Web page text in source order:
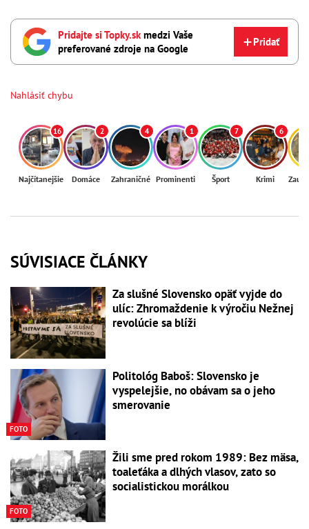
Pridajte si Topky.skmedzi Vaše
preferované zdroje na Google
Pridať
Nahlásiť chybu
16
Najčítanejšie
2
Domáce
4
Zahraničné
1
Prominenti
7
Šport
6
Krimi
SÚVISIACE ČLÁNKY
Za slušné Slovensko opäť vyjde do
ulíc: Zhromaždenie k výročiu Nežnej
revolúcie sa blíži
FOTO
Politológ Baboš: Slovensko je
vyspelejšie, no obávam sa o jeho
smerovanie
FOTO
Žili sme pred rokom 1989: Bez mäsa,
toaleťáka a dlhých vlasov, zato so
socialistickou morálkou